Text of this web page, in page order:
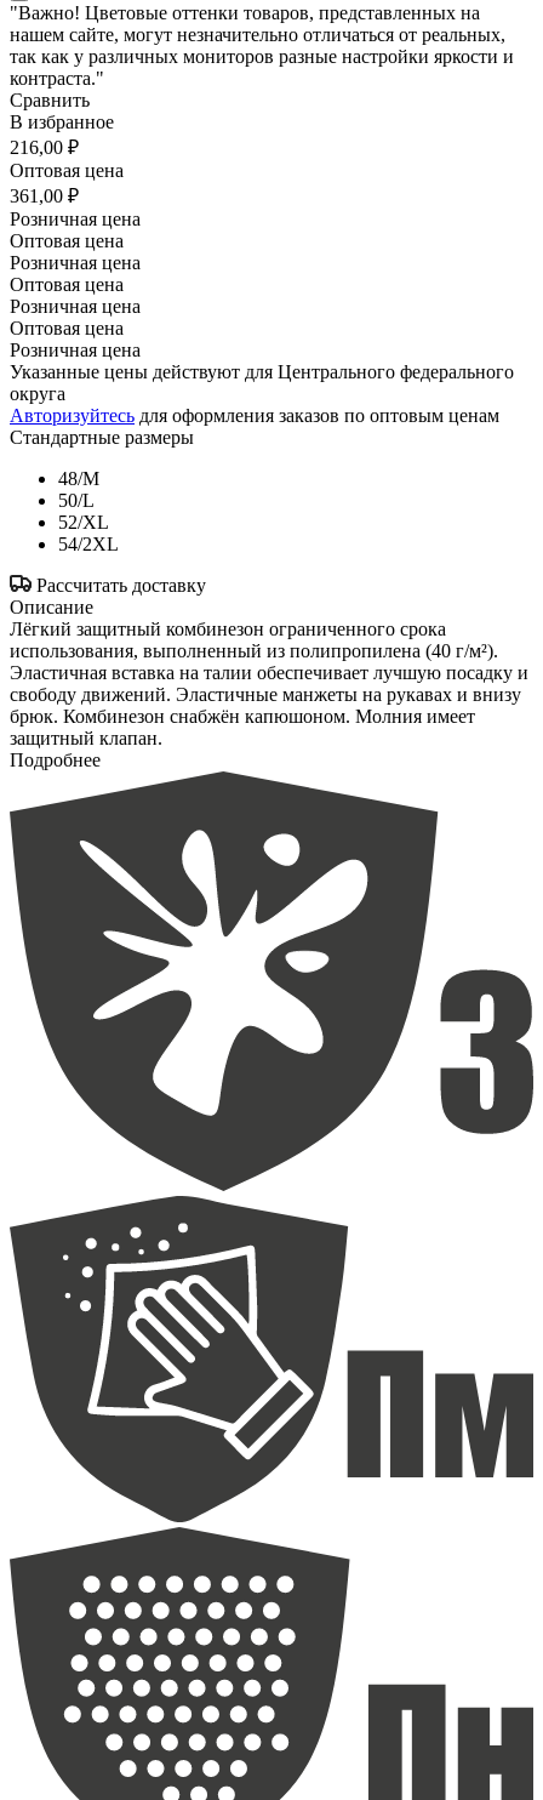
"Важно! Цветовые оттенки товаров, представленных на
нашем сайте, могут незначительно отличаться от реальных,
так как у различных мониторов разные настройки яркости и
контраста."
Сравнить
В избранное
216,00 ₽
Оптовая цена
361,00 ₽
Розничная цена
Оптовая цена
Розничная цена
Оптовая цена
Розничная цена
Оптовая цена
Розничная цена
Указанные цены действуют для Центрального федерального
округа
Авторизуйтесь для оформления заказов по оптовым ценам
Стандартные размеры
48/M
50/L
52/XL
54/2XL
Рассчитать доставку
Описание
Лёгкий защитный комбинезон ограниченного срока
использования, выполненный из полипропилена (40 г/м²).
Эластичная вставка на талии обеспечивает лучшую посадку и
свободу движений. Эластичные манжеты на рукавах и внизу
брюк. Комбинезон снабжён капюшоном. Молния имеет
защитный клапан.
Подробнее